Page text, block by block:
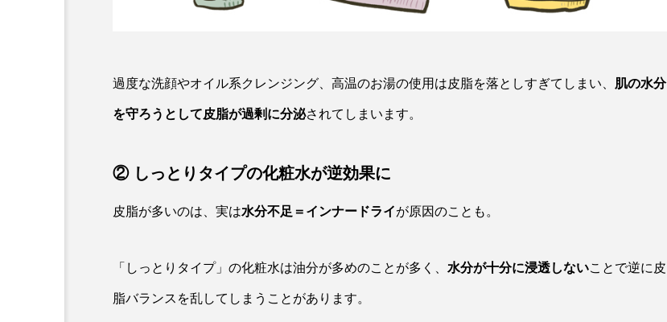
過度な洗顔やオイル系クレンジング、高温のお湯の使用は皮脂を落としすぎてしまい、 肌の水分
を守ろうとして皮脂が過剰に分泌されてしまいます。
② しっとりタイプの化粧水が逆効果に
皮脂が多いのは、実は水分不足＝インナードライが原因のことも。
「しっとりタイプ」の化粧水は油分が多めのことが多く、 水分が十分に浸透しないことで逆に皮
脂バランスを乱してしまうことがあります。